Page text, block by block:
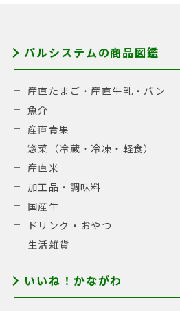
パルシステムの商品図鑑
産直たまご・産直牛乳・パン
魚介
産直青果
惣菜（冷蔵・冷凍・軽食）
産直米
加工品・調味料
国産牛
ドリンク・おやつ
生活雑貨
いいね！かながわ